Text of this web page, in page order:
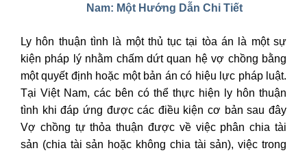
Nam: Một Hướng Dẫn Chi Tiết
Ly hôn thuận tình là một thủ tục tại tòa án là một sự
kiện pháp lý nhằm chấm dứt quan hệ vợ chồng bằng
một quyết định hoặc một bản án có hiệu lực pháp luật.
Tại Việt Nam, các bên có thể thực hiện ly hôn thuận
tình khi đáp ứng được các điều kiện cơ bản sau đây
Vợ chồng tự thỏa thuận được về việc phân chia tài
sản (chia tài sản hoặc không chia tài sản), việc trong